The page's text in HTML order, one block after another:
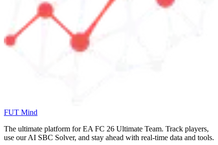
FUT Mind
The ultimate platform for EA FC 26 Ultimate Team. Track players,
use our AI SBC Solver, and stay ahead with real-time data and tools.